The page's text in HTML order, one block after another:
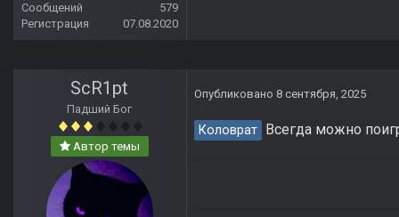
Сообщений
579
Регистрация
07.08.2020
ScR1pt
Падший Бог
Автор темы
Опубликовано 8 сентября, 2025
Коловрат Всегда можно